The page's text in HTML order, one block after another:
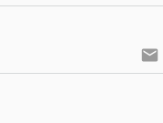
email